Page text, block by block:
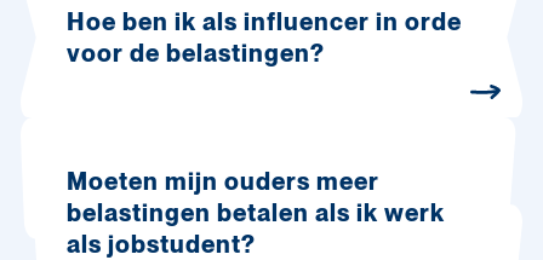
Hoe ben ik als influencer in orde
voor de belastingen?
Moeten mijn ouders meer
belastingen betalen als ik werk
als jobstudent?